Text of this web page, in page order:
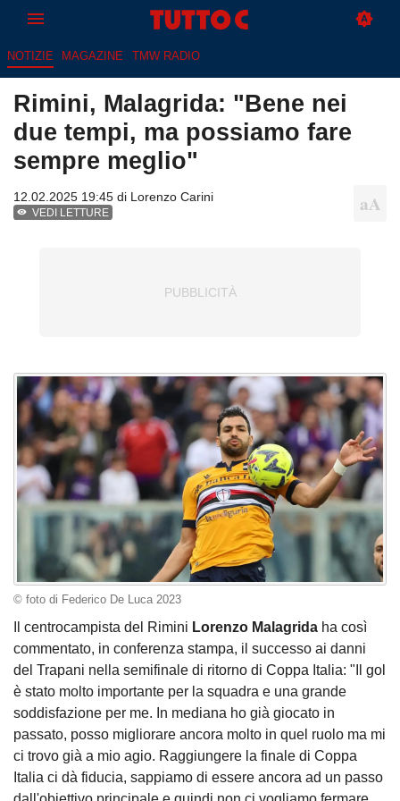
NOTIZIE MAGAZINE TMW RADIO
Rimini, Malagrida: "Bene nei
due tempi, ma possiamo fare
sempre meglio"
12.02.2025 19:45 di Lorenzo Carini
VEDI LETTURE
© foto di Federico De Luca 2023
Il centrocampista del Rimini Lorenzo Malagrida ha così
commentato, in conferenza stampa, il successo ai danni
del Trapani nella semifinale di ritorno di Coppa Italia: "Il gol
è stato molto importante per la squadra e una grande
soddisfazione per me. In mediana ho già giocato in
passato, posso migliorare ancora molto in quel ruolo ma mi
ci trovo già a mio agio. Raggiungere la finale di Coppa
Italia ci dà fiducia, sappiamo di essere ancora ad un passo